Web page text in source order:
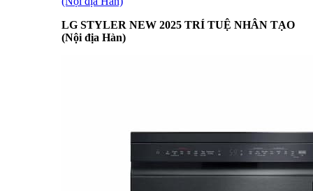
LG STYLER NEW 2025 TRÍ TUỆ NHÂN TẠO
(Nội địa Hàn)